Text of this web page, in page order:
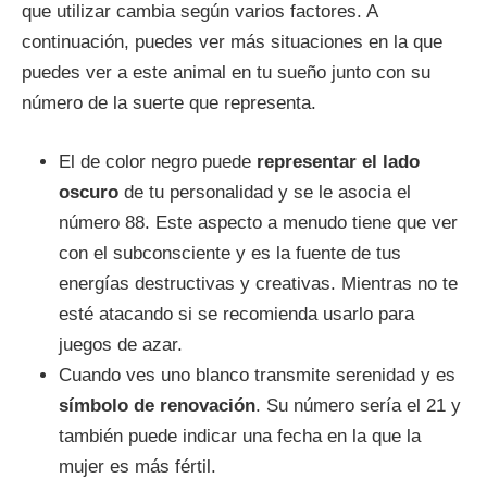
que utilizar cambia según varios factores. A
continuación, puedes ver más situaciones en la que
puedes ver a este animal en tu sueño junto con su
número de la suerte que representa.
El de color negro puede representar el lado
oscuro de tu personalidad y se le asocia el
número 88. Este aspecto a menudo tiene que ver
con el subconsciente y es la fuente de tus
energías destructivas y creativas. Mientras no te
esté atacando si se recomienda usarlo para
juegos de azar.
Cuando ves uno blanco transmite serenidad y es
símbolo de renovación. Su número sería el 21 y
también puede indicar una fecha en la que la
mujer es más fértil.